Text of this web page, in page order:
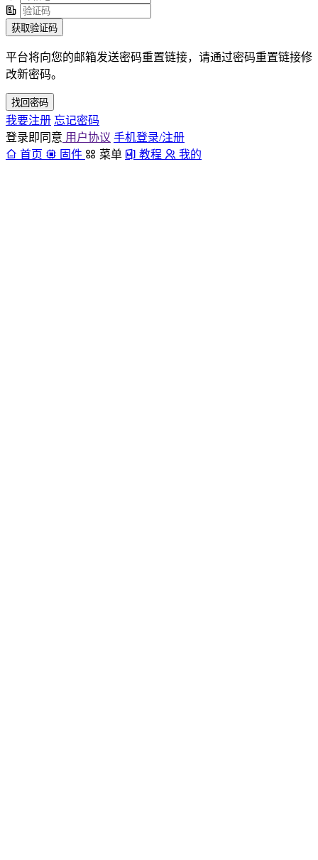
获取验证码
平台将向您的邮箱发送密码重置链接，请通过密码重置链接修
改新密码。
找回密码
我要注册 忘记密码
登录即同意 用户协议 手机登录/注册
首页
固件 菜单 教程 我的